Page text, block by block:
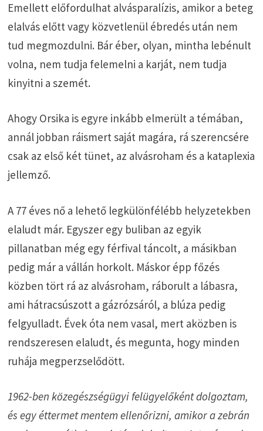
Emellett előfordulhat alvásparalízis, amikor a beteg
elalvás előtt vagy közvetlenül ébredés után nem
tud megmozdulni. Bár éber, olyan, mintha lebénult
volna, nem tudja felemelni a karját, nem tudja
kinyitni a szemét.
Ahogy Orsika is egyre inkább elmerült a témában,
annál jobban ráismert saját magára, rá szerencsére
csak az első két tünet, az alvásroham és a kataplexia
jellemző.
A 77 éves nő a lehető legkülönfélébb helyzetekben
elaludt már. Egyszer egy buliban az egyik
pillanatban még egy férfival táncolt, a másikban
pedig már a vállán horkolt. Máskor épp főzés
közben tört rá az alvásroham, ráborult a lábasra,
ami hátracsúszott a gázrózsáról, a blúza pedig
felgyulladt. Évek óta nem vasal, mert aközben is
rendszeresen elaludt, és megunta, hogy minden
ruhája megperzselődött.
1962-ben közegészségügyi felügyelőként dolgoztam,
és egy éttermet mentem ellenőrizni, amikor a zebrán